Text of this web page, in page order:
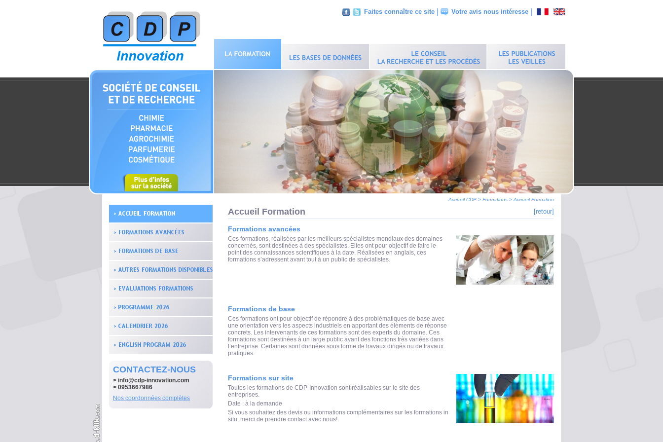
Faites connaître ce site Votre avis nous intéresse
Accueil CDP > Formations > Accueil Formation
CONTACTEZ-NOUS
> info@cdp-innovation.com
> 0953667986
Nos coordonnées complètes
Accueil Formation [retour]
Formations avancées
Ces formations, réalisées par les meilleurs spécialistes mondiaux des domaines
concernés, sont destinées à des spécialistes. Elles ont pour objectif de faire le
point des connaissances scientifiques à la date. Réalisées en anglais, ces
formations s’adressent avant tout à un public de spécialistes.
Formations de base
Ces formations ont pour objectif de répondre à des problématiques de base avec
une orientation vers les aspects industriels en apportant des éléments de réponse
concrets. Les intervenants de ces formations sont des experts du domaine. Ces
formations sont destinées à un large public ayant des fonctions très variées dans
l’entreprise. Certaines sont données sous forme de travaux dirigés ou de travaux
pratiques.
Formations sur site
Toutes les formations de CDP-Innovation sont réalisables sur le site des
entreprises.
Date : à la demande
Si vous souhaitez des devis ou informations complémentaires sur les formations in
situ, merci de prendre contact avec nous!